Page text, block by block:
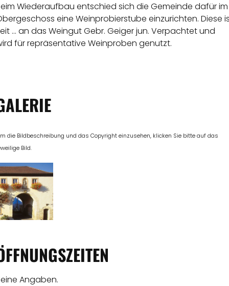
Wiederaufbau entschied sich die Gemeinde dafür im
eine Weinprobierstube einzurichten. Diese
... an das Weingut Gebr. Geiger jun. Verpachtet und
für repräsentative Weinproben genutzt.
die Bildbeschreibung und das Copyright einzusehen, klicken Sie bitte auf das
Bild.
Angaben.